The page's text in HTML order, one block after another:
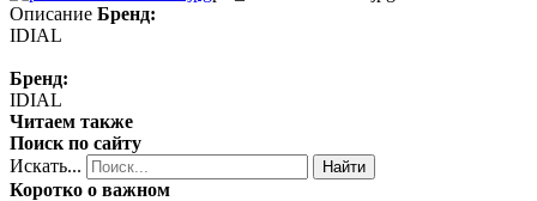
Описание Бренд:
IDIAL
Бренд:
IDIAL
Читаем также
Поиск по сайту
Искать...
Найти
Коротко о важном